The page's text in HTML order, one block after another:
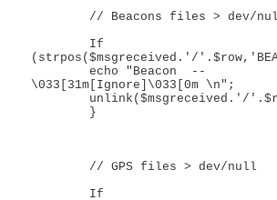
(strpos($msgreceived.'/
	echo "Beacon  --
\033[31m[Ignore]\033[0m \n";